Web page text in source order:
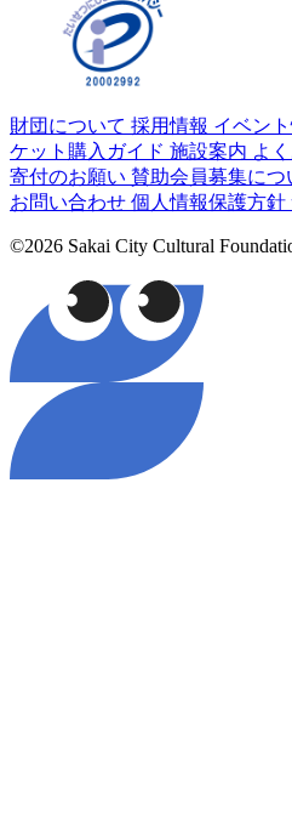
財団について 採用情報 イベン
ケット購入ガイド 施設案内 よ
寄付のお願い 賛助会員募集につ
お問い合わせ 個人情報保護方針
©2026 Sakai City Cultural